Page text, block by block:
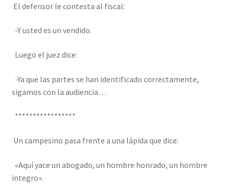
El defensor le contesta al fiscal:
-Y usted es un vendido.
Luego el juez dice:
-Ya que las partes se han identificado correctamente,
sigamos con la audiencia…
*****************
Un campesino pasa frente a una lápida que dice:
«Aquí yace un abogado, un hombre honrado, un hombre
integro».